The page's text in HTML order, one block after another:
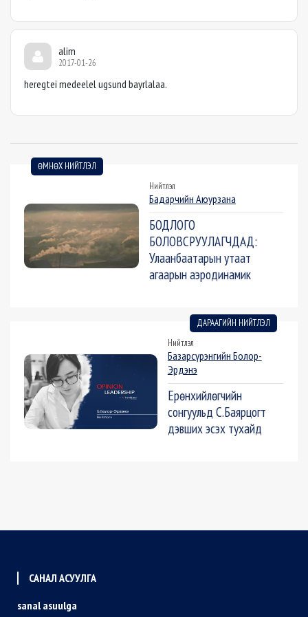
alim
2017-01-26
heregtei medeelel ugsund bayrlalaa.
ӨМНӨХ НИЙТЛЭЛ
Нийтлэл
Бадарчийн Аюурзана
БОДЛОГО
БОЛОВСРУУЛАГЧДАД:
Улаанбаатарын утаат
агаарын аэродинамик
ДАРААГИЙН НИЙТЛЭЛ
Нийтлэл
Базарсүрэнгийн Болор-
Эрдэнэ
Ерөнхийлөгчийн
сонгуульд С.Баярцогт
дэвших эсэх тухайд
САНАЛ АСУУЛГА
sanal asuulga